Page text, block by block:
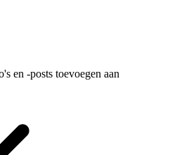
en -posts toevoegen aan